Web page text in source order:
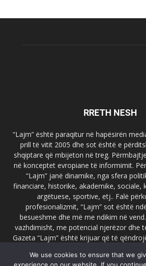
RRETH NESH
“Lajm” është paraqitur në hapësirën
prill të vitit 2005 dhe sot është e
shqiptare që mbijeton në treg.
në konceptet evropiane të informimit.
“Lajm” janë dinamike, nga sfera
financiare, historike, akademike, sociale,
argëtuese, sportive, etj.. Falë
profesionalizmit, “Lajm” sot është
besueshme dhe më me ndikim në
vazhdimisht, me potencial njerëzor dhe
Gazeta “Lajm” është krijuar që të
faqja zyrtare e gazetës “Lajm”,
We use cookies to ensure that we